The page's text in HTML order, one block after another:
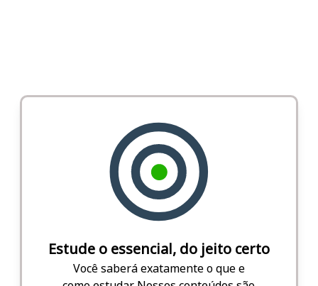
Estude o essencial, do jeito certo
Você saberá exatamente o que e